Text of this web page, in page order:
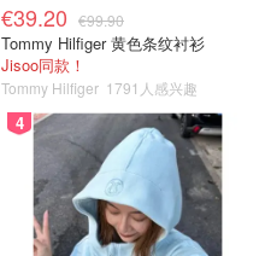
€39.20 €99.90
Tommy Hilfiger 黄色条纹衬衫
Jisoo同款！
Tommy Hilfiger 1791人感兴趣
4